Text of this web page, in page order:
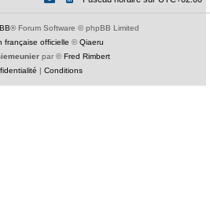
® Forum Software © phpBB Limited
française officielle ©Qiaeru
par ©Fred Rimbert
| Conditions